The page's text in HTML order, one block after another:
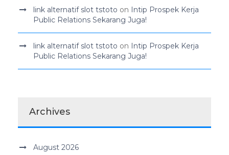
link alternatif slot tstoto on Intip Prospek Kerja
Public Relations Sekarang Juga!
link alternatif slot tstoto on Intip Prospek Kerja
Public Relations Sekarang Juga!
Archives
August 2026